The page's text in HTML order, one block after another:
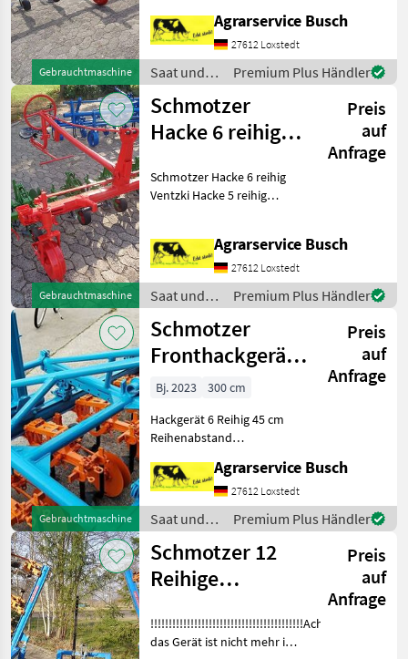
Gebrauchtmaschine
Exaktsteuereinheit Bitte vor
Anfrage Texte lesen!
Agrarservice Busch
27612 Loxstedt
Saat und
Pflege /
Schmotzer
Premium Plus Händler
Gebrauchtmaschine
Schmotzer
Hacke 6 reihig
Exaktsteuerung
Preis
auf
Anfrage
Schmotzer Hacke 6 reihig
Ventzki Hacke 5 reihig
Fahrwerk in Neulackierung
Reihenabstand bis 50cm
stufenlos einstellb
Agrarservice Busch
27612 Loxstedt
Saat und
Pflege /
Schmotzer
Premium Plus Händler
Gebrauchtmaschine
Schmotzer
Fronthackgerät
6Reihig
Fronthacke 3m 6
Reihige H
Preis
auf
Anfrage
Bj. 2023
300 cm
Hackgerät 6 Reihig 45 cm
Reihenabstand
Exacktsteuerung Achtung
es gibt 20 Bilder zur
Gerätedokumentaion
!!!!!!!!!!!!!!!!!!!!!!!!!!!!!!!!!!!
Agrarservice Busch
27612 Loxstedt
Saat und
Pflege /
Schmotzer
Premium Plus Händler
Schmotzer 12
Reihige
MZFR 12
Preis
auf
Anfrage
!!!!!!!!!!!!!!!!!!!!!!!!!!!!!!!!!!!!!!!!!!Achtung
das Gerät ist nicht mehr im